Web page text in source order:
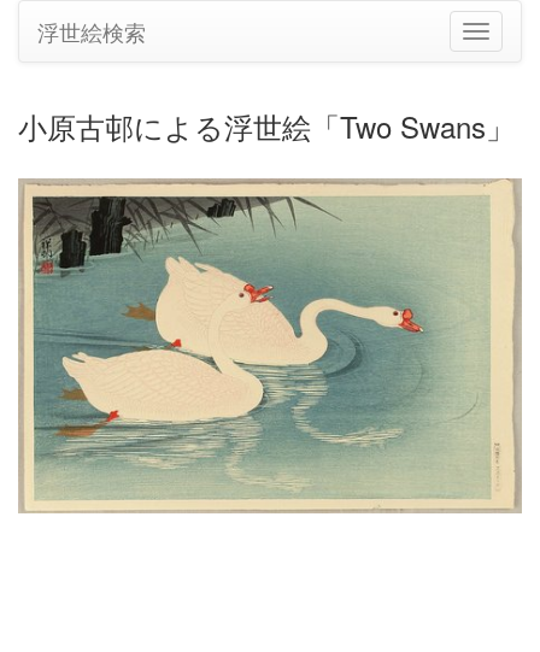
ナ
ビ
シ
ン
の
浮世絵検索
小原古邨による浮世絵「Two Swans」